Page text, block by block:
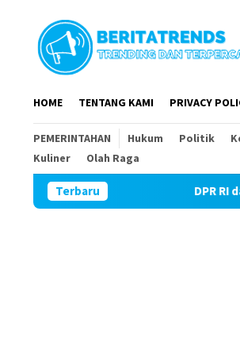
HOME TENTANG KAMI PRIVACY
PEMERINTAHAN Hukum Politik
Kuliner
Olah Raga
TerbaruDPR RI dan DPRD